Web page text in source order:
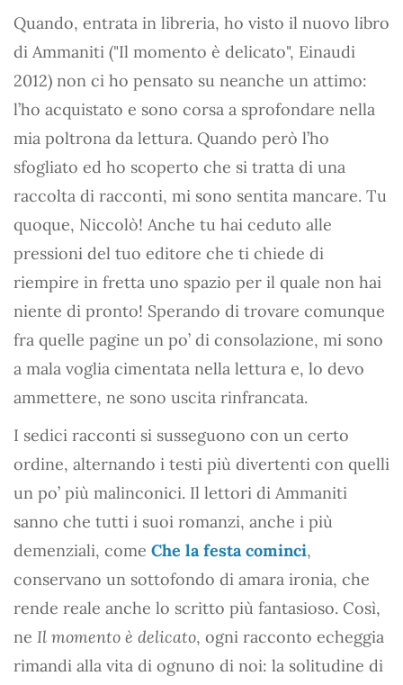
Quando, entrata in libreria, ho visto il nuovo libro
di Ammaniti ("Il momento è delicato", Einaudi
2012) non ci ho pensato su neanche un attimo:
l’ho acquistato e sono corsa a sprofondare nella
mia poltrona da lettura. Quando però l’ho
sfogliato ed ho scoperto che si tratta di una
raccolta di racconti, mi sono sentita mancare. Tu
quoque, Niccolò! Anche tu hai ceduto alle
pressioni del tuo editore che ti chiede di
riempire in fretta uno spazio per il quale non hai
niente di pronto! Sperando di trovare comunque
fra quelle pagine un po’ di consolazione, mi sono
a mala voglia cimentata nella lettura e, lo devo
ammettere, ne sono uscita rinfrancata.
I sedici racconti si susseguono con un certo
ordine, alternando i testi più divertenti con quelli
un po’ più malinconici. Il lettori di Ammaniti
sanno che tutti i suoi romanzi, anche i più
demenziali, come Che la festa cominci,
conservano un sottofondo di amara ironia, che
rende reale anche lo scritto più fantasioso. Così,
ne Il momento è delicato, ogni racconto echeggia
rimandi alla vita di ognuno di noi: la solitudine di